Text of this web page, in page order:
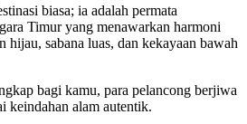
biasa; ia adalah permata
Timur yang menawarkan harmoni
hijau, sabana luas, dan kekayaan bawah
bagi kamu, para pelancong berjiwa
keindahan alam autentik.